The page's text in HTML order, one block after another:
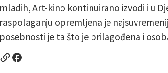
mladih, Art-kino kontinuirano izvodi i u
raspolaganju opremljena je
posebnosti je ta što je prilagođena i